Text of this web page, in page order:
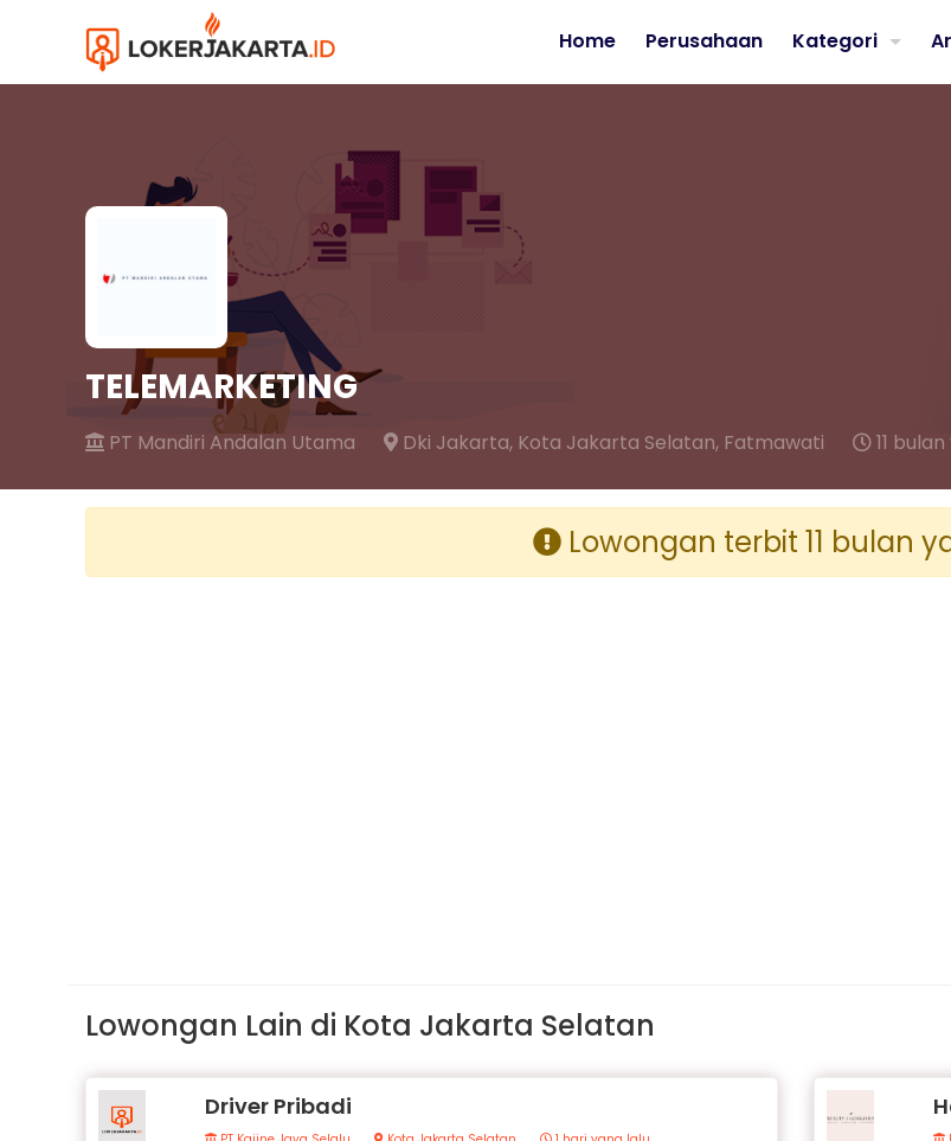
TELEMARKETING
PT Mandiri Andalan Utama Dki Jakarta, Kota Jakarta Selatan, Fatmawati 11
Home Perusahaan Kategori
Lowongan terbit 11 bulan
Lowongan Lain di Kota Jakarta Selatan
Driver Pribadi